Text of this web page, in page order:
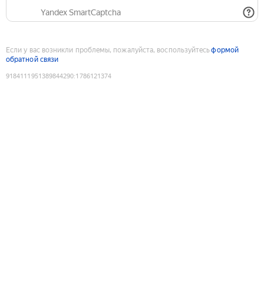
Yandex SmartCaptcha
Если у вас возникли проблемы, пожалуйста, воспользуйтесьформой
обратной связи
9184111951389844290:1786121374